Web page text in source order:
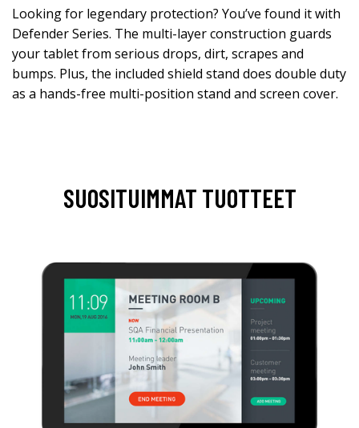
Looking for legendary protection? You’ve found it with
Defender Series. The multi-layer construction guards
your tablet from serious drops, dirt, scrapes and
bumps. Plus, the included shield stand does double duty
as a hands-free multi-position stand and screen cover.
SUOSITUIMMAT TUOTTEET